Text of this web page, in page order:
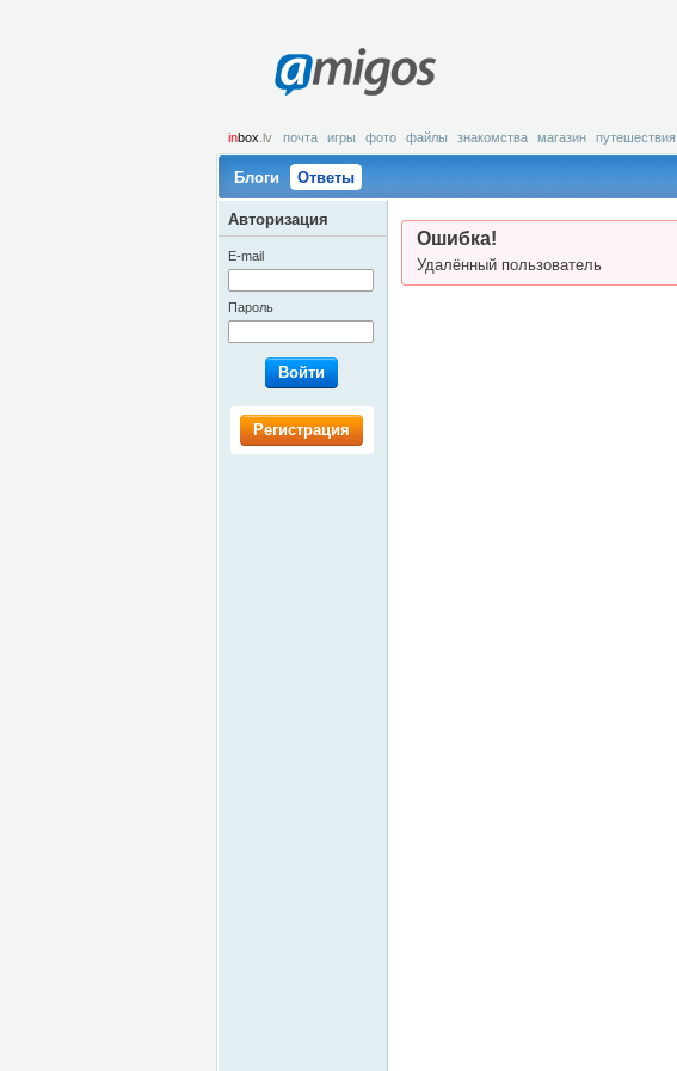
amigos
inbox .lv почта игры фото файлы знакомства магазин путешествия
Блоги Ответы
Ошибка!
Удалённый пользователь
Авторизация
E-mail
Пароль
Войти
Регистрация